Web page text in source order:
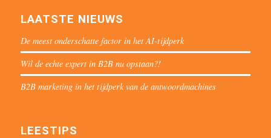
LAATSTE NIEUWS
De meest onderschatte factor in het AI-tijdperk
Wil de echte expert in B2B nu opstaan?!
B2B marketing in het tijdperk van de antwoordmachines
LEESTIPS